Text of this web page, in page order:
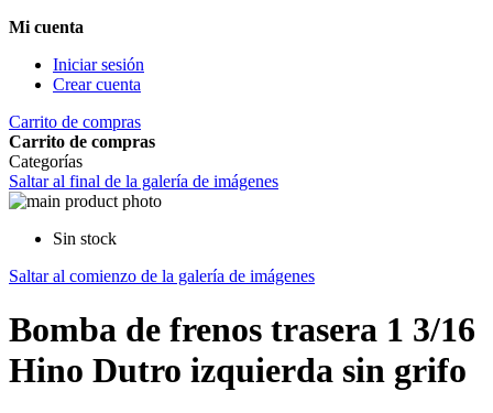
Mi cuenta
Iniciar sesión
Crear cuenta
Carrito de compras
Carrito de compras
Categorías
Saltar al final de la galería de imágenes
Sin stock
Saltar al comienzo de la galería de imágenes
Bomba de frenos trasera 1 3/16
Hino Dutro izquierda sin grifo